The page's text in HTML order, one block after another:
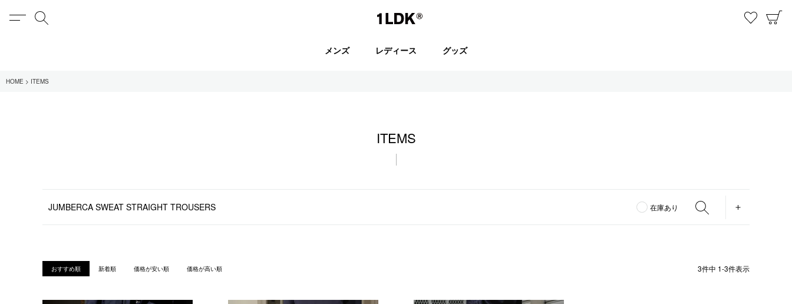
MENU お気に
メンズ レディース
グッズ
HOME ITEMS
ITEMS
在庫あり
おすすめ順 新着順 価格が安い順 価格が高い順 3件中 1-3件表示